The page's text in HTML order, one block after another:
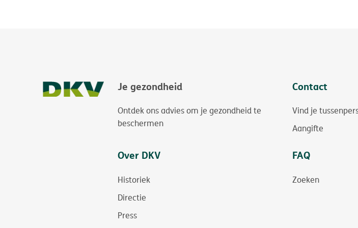
Je gezondheid
Ontdek ons advies om je gezondheid te
beschermen
Contact
Vind je
Aangifte
Over DKV
Historiek
Directie
Press
FAQ
Zoeken